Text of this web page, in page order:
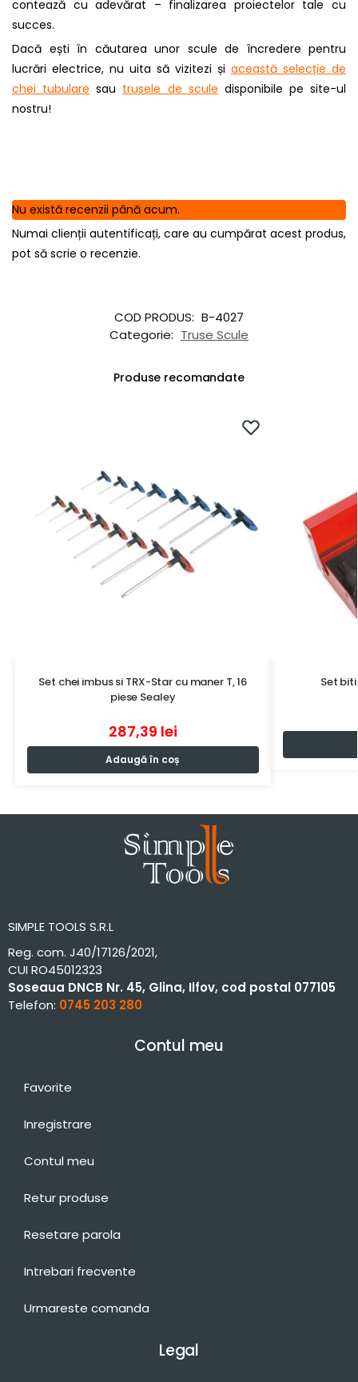
contează cu adevărat – finalizarea proiectelor tale cu
succes.
Dacă ești în căutarea unor scule de încredere pentru
lucrări electrice, nu uita să vizitezi și această selecție de
chei tubulare sau trusele de scule disponibile pe site-ul
nostru!
Nu există recenzii până acum.
Numai clienții autentificați, care au cumpărat acest produs,
pot să scrie o recenzie.
COD PRODUS: B-4027
Categorie: Truse Scule
Produse recomandate
Set chei imbus si TRX-Star cu maner T, 16
piese Sealey
287,39 lei
Adaugă în coș
Set
SIMPLE TOOLS S.R.L
Reg. com. J40/17126/2021,
CUI RO45012323
Soseaua DNCB Nr. 45, Glina, Ilfov, cod postal 077105
Telefon: 0745 203 280
Contul meu
Favorite
Inregistrare
Contul meu
Retur produse
Resetare parola
Intrebari frecvente
Urmareste comanda
Legal